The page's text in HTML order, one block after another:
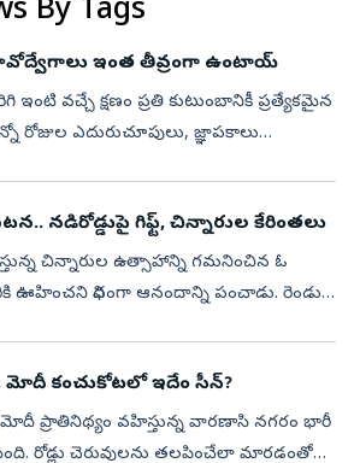
By Tags
ఇంత తీవ్రంగా ఉంటాయ్‌
ఇంటి వచ్చే క్షణం ప్రతి కుటుంబానికీ ప్రత్యేకమైన
రోజుల ఎదురుచూపులు, జ్ఞాపకాలు
నడిరోడ్డుపై గిఫ్ట్‌, చిన్నారుల కేరింతలు
చిన్నారుల ఉత్సాహాన్ని గమనించిన ఓ
విధంగా ఆనందాన్ని పంచాడు. రెండు
మోదీ కంచుకోటలో ఇదేం సీన్‌?
ప్రాతినిథ్యం వహిస్తున్న వారణాసి నగరం భారీ
రోడ్లు చెరువులను తలపించేలా మారడంతో